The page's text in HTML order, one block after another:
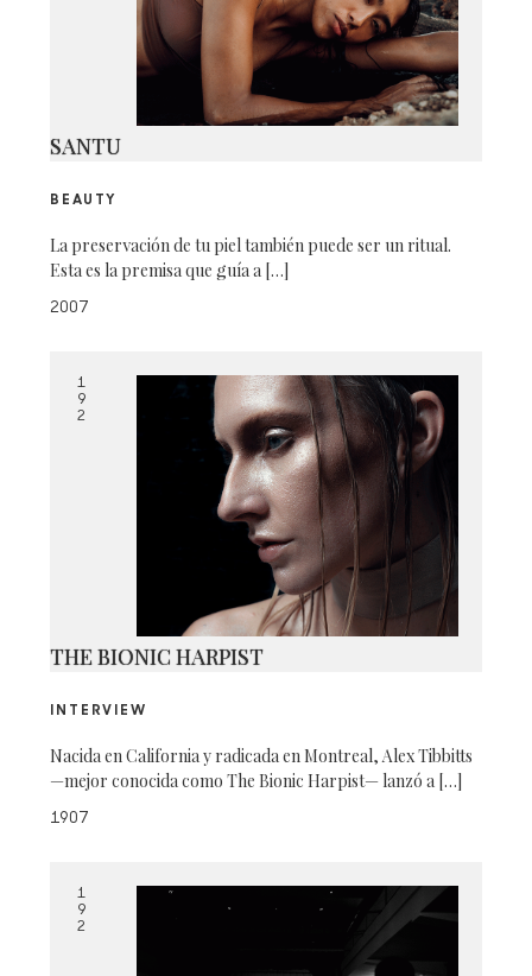
SANTU
BEAUTY
La preservación de tu piel también puede ser un ritual.
Esta es la premisa que guía a […]
2007
1
9
2
THE BIONIC HARPIST
INTERVIEW
Nacida en California y radicada en Montreal, Alex Tibbitts
—mejor conocida como The Bionic Harpist— lanzó a […]
1907
1
9
2